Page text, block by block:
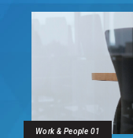
Work & People 01